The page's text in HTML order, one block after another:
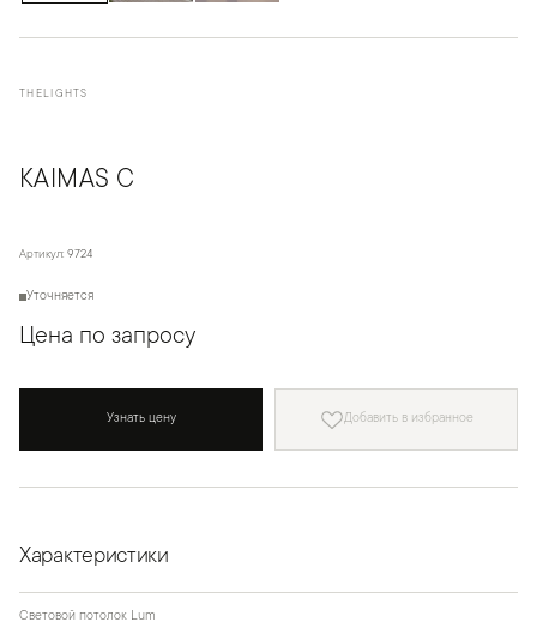
THELIGHTS
KAIMAS C
Артикул: 9724
Уточняется
Цена по запросу
Узнать цену Добавить в избранное
Характеристики
Световой потолок Lum